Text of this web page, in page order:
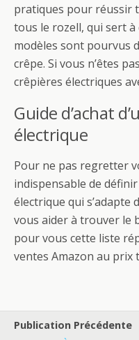
pratiques pour réussir
tous le rozell, qui sert
modèles sont pourvus
crêpe. Si vous n’êtes
crêpières électriques
Guide d’achat
électrique
Pour ne pas regretter
indispensable de
électrique qui s’adapte
vous aider à trouver le
pour vous cette liste
ventes Amazon au prix
Publication Précédente